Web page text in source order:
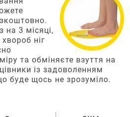
на 3 місяці,
хвороб ніг
та обміняєте взуття на
із задоволенням
буде щось не зрозуміло.